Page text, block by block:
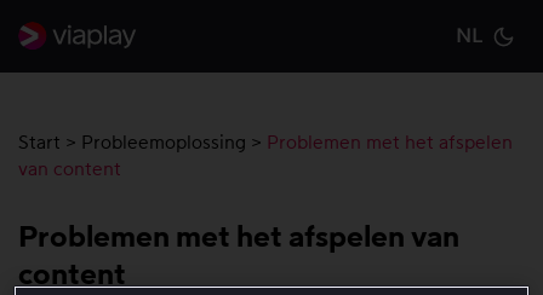
NL
Start > Probleemoplossing > Problemen met het afspelen
van content
Problemen met het afspelen van
content